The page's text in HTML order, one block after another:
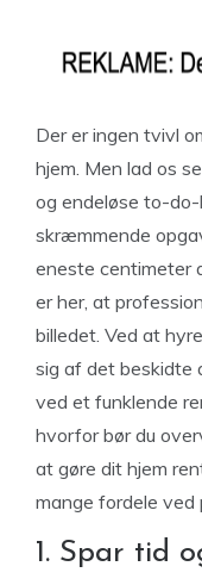
Der er ingen tvivl
hjem. Men lad os
og endeløse to-
skræmmende
eneste centimeter
er her, at
billedet. Ved at
sig af det beskidte
ved et funklende
hvorfor bør du
at gøre dit hjem
mange fordele ved
1. Spar tid